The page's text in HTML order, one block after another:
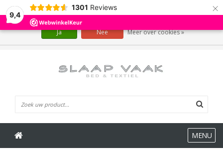
9,4
1301 Reviews ×
MENU
Wij slaan cookies op om onze website te verbeteren. Is dat akkoord?
Ja Nee Meer over cookies »